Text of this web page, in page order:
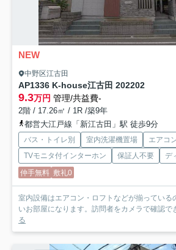
NEW
中野区江古田
AP1336 K-house江古田 202202
9.3万円 管理/共益費-
2階 / 17.26㎡ / 1R /築9年
都営大江戸線「新江古田」駅 徒歩9分
バス・トイレ別 室内洗濯機置場
エアコ
TVモニタ付インターホン
保証人不要
デ
仲手無料 敷礼0
室内設備はエアコン・ロフトなどが揃っている
いお部屋になります。訪問者をカメラで確認で
る